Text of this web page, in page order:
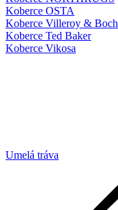
Koberce OSTA
Koberce Villeroy & Boch
Koberce Ted Baker
Koberce Vikosa
Umelá tráva